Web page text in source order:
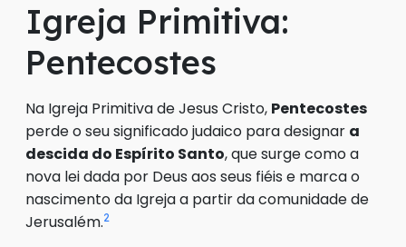
Igreja Primitiva:
Pentecostes
Na Igreja Primitiva de Jesus Cristo, Pentecostes
perde o seu significado judaico para designar a
descida do Espírito Santo, que surge como a
nova lei dada por Deus aos seus fiéis e marca o
nascimento da Igreja a partir da comunidade de
Jerusalém.2